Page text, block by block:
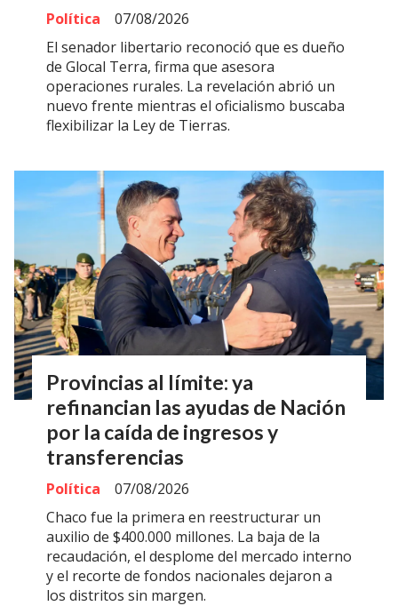
Política
07/08/2026
El senador libertario reconoció que es dueño
de Glocal Terra, firma que asesora
operaciones rurales. La revelación abrió un
nuevo frente mientras el oficialismo buscaba
flexibilizar la Ley de Tierras.
Provincias al límite: ya
refinancian las ayudas de Nación
por la caída de ingresos y
transferencias
Política
07/08/2026
Chaco fue la primera en reestructurar un
auxilio de $400.000 millones. La baja de la
recaudación, el desplome del mercado interno
y el recorte de fondos nacionales dejaron a
los distritos sin margen.